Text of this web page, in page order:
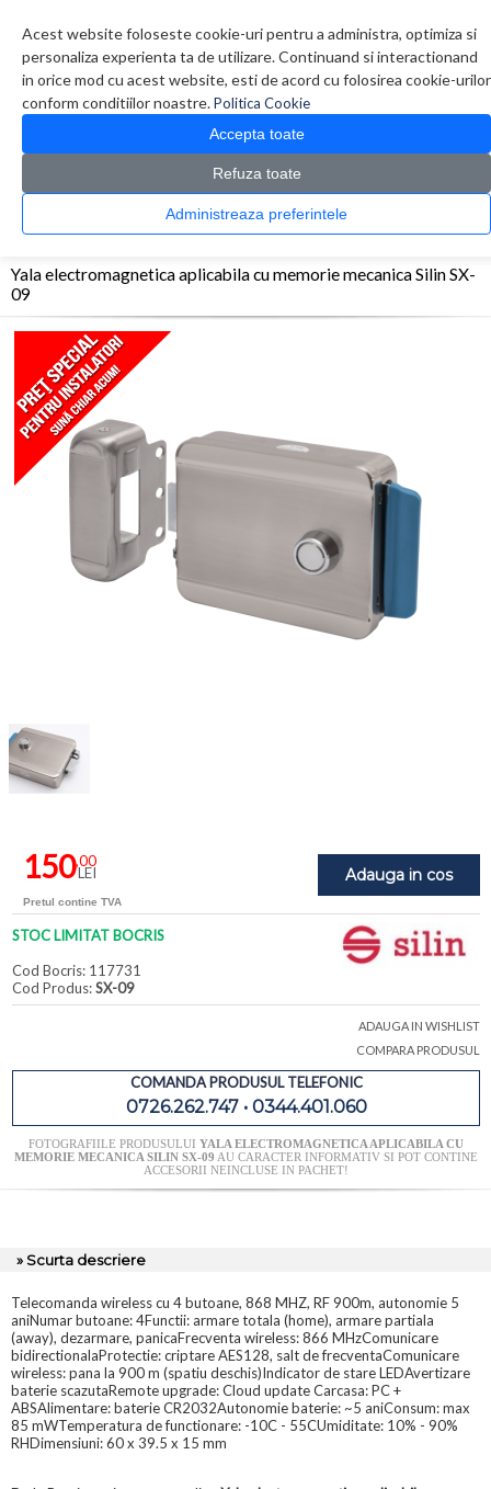
Acest website foloseste cookie-uri pentru a administra, optimiza si
personaliza experienta ta de utilizare. Continuand si interactionand
in orice mod cu acest website, esti de acord cu folosirea cookie-urilor
conform conditiilor noastre.Politica Cookie
Accepta toate
Refuza toate
Administreaza preferintele
0 produs(e)
CATALOG PRODUSE
Electromagneti - Yale > Yale-Bolturi > Yala electromagnetica
Yala electromagnetica aplicabila cu memorie mecanica Silin SX-
09
Adauga in cos
150,00
LEI
Pretul contine TVA
STOC LIMITAT BOCRIS
Cod Bocris: 117731
Cod Produs:SX-09
ADAUGA IN WISHLIST
COMPARA PRODUSUL
COMANDA PRODUSUL TELEFONIC
0726.262.747 • 0344.401.060
FOTOGRAFIILE PRODUSULUI YALA ELECTROMAGNETICA APLICABILA CU
MEMORIE MECANICA SILIN SX-09 AU CARACTER INFORMATIV SI POT CONTINE
ACCESORII NEINCLUSE IN PACHET!
» Scurta descriere
Telecomanda wireless cu 4 butoane, 868 MHZ, RF 900m, autonomie 5
aniNumar butoane: 4Functii: armare totala (home), armare partiala
(away), dezarmare, panicaFrecventa wireless: 866 MHzComunicare
bidirectionalaProtectie: criptare AES128, salt de frecventaComunicare
wireless: pana la 900 m (spatiu deschis)Indicator de stare LEDAvertizare
baterie scazutaRemote upgrade: Cloud update Carcasa: PC +
ABSAlimentare: baterie CR2032Autonomie baterie: ~5 aniConsum: max
85 mWTemperatura de functionare: -10C - 55CUmiditate: 10% - 90%
RHDimensiuni: 60 x 39.5 x 15 mm